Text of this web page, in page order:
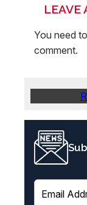
LEAVE
You need
comment.
E